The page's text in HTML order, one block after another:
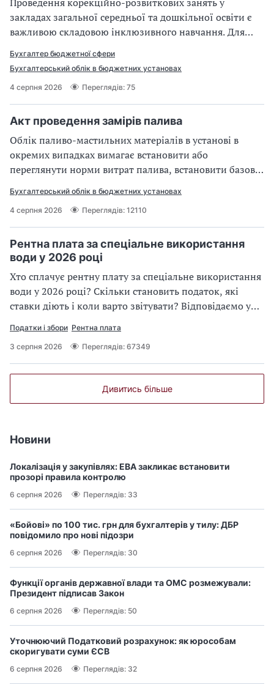
закладах загальної середньої та дошкільної освіти є
важливою складовою інклюзивного навчання. Для
вимагає особливої уваги, адже фінансування
здійснюється за рахунок цільових коштів, а сама
оплата має низку специфічних нормативних та
розрахункових нюансів
Бухгалтер бюджетної сфери
Бухгалтерський облік в бюджетних установах
4 серпня 2026 Переглядів: 75
Акт проведення замірів палива
Облік паливо-мастильних матеріалів в установі в
окремих випадках вимагає встановити або
переглянути норми витрат палива, встановити базові
обґрунтувати списання палива понад установлені
норми, а також проконтролювати фактичне його
споживання. Це все можливо під час проведення
вимірювань витрачання палива автомобілем чи
іншим транспортним або технічним (наприклад,
генератор) засобом. За його результатами складають
акт проведення замірів витрат палива. Розглянемо це
детальніше
Бухгалтерський облік в бюджетних установах
4 серпня 2026 Переглядів: 12110
Рентна плата за спеціальне використання
води у 2026 році
Хто сплачує рентну плату за спеціальне використання
води у 2026 році? Скільки становить податок, які
ставки діють і коли варто звітувати? Відповідаємо у
Податки і збори Рентна плата
3 серпня 2026 Переглядів: 67349
Дивитись більше
Новини
Локалізація у закупівлях: ЕВА закликає встановити
прозорі правила контролю
6 серпня 2026 Переглядів: 33
«Бойові» по 100 тис. грн для бухгалтерів у тилу: ДБР
повідомило про нові підозри
6 серпня 2026 Переглядів: 30
Функції органів державної влади та ОМС розмежували:
Президент підписав Закон
6 серпня 2026 Переглядів: 50
Уточнюючий Податковий розрахунок: як юрособам
скоригувати суми ЄСВ
6 серпня 2026 Переглядів: 32